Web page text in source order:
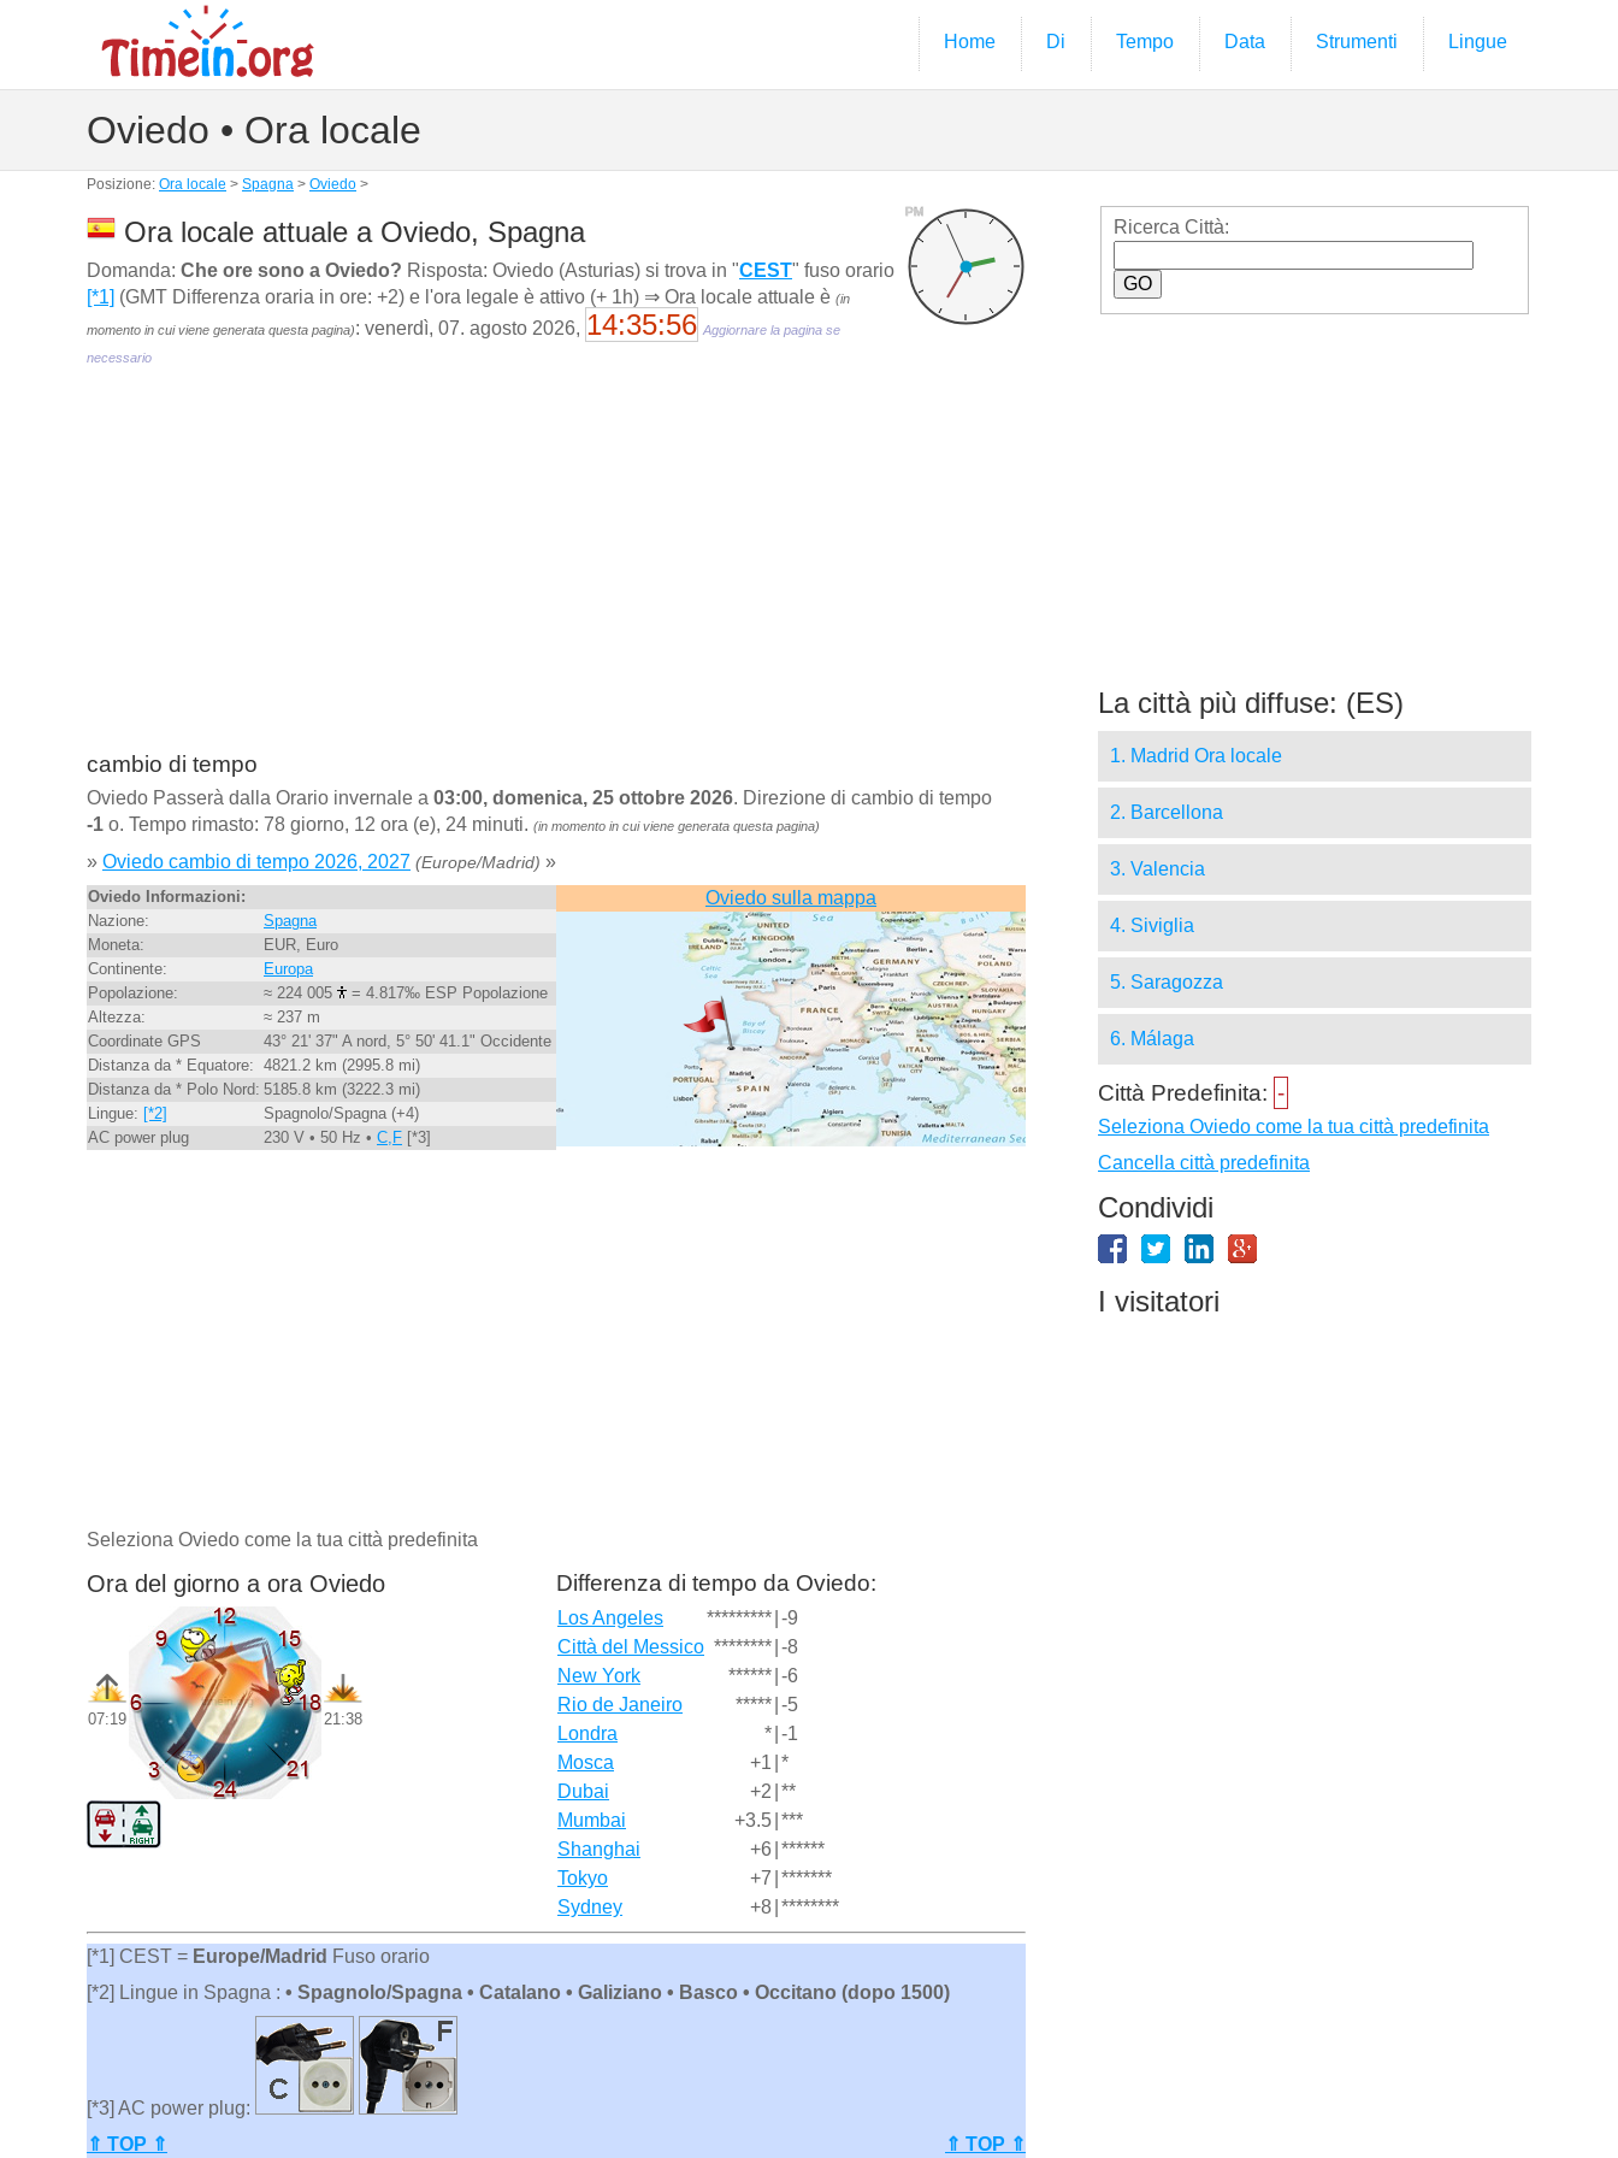
Home Di Tempo Data Strumenti Lingue
Oviedo • Ora locale
Posizione: Ora locale > Spagna > Oviedo >
PM
Ora locale attuale a Oviedo, Spagna
Domanda: Che ore sono a Oviedo? Risposta: Oviedo (Asturias) si trova in "CEST" fuso orario
[*1] (GMT Differenza oraria in ore: +2) e l'ora legale è attivo (+ 1h) ⇒ Ora locale attuale è (in
momento in cui viene generata questa pagina): venerdì, 07. agosto 2026, 14:35:57 Aggiornare la pagina se
necessario
cambio di tempo
Oviedo Passerà dalla Orario invernale a 03:00, domenica, 25 ottobre 2026. Direzione di cambio di tempo
-1 o. Tempo rimasto: 78 giorno, 12 ora (e), 24 minuti. (in momento in cui viene generata questa pagina)
» Oviedo cambio di tempo 2026, 2027 (Europe/Madrid) »
Oviedo Informazioni:
Nazione:
Spagna
Moneta:
EUR, Euro
Continente:
Europa
Popolazione:
≈ 224 005
= 4.817‰ ESP Popolazione
Altezza:
≈ 237 m
Coordinate GPS
43° 21' 37" A nord, 5° 50' 41.1" Occidente
Distanza da * Equatore: 4821.2 km (2995.8 mi)
Distanza da * Polo Nord: 5185.8 km (3222.3 mi)
Lingue: [*2]
Spagnolo/Spagna (+4)
AC power plug
230 V • 50 Hz • C,F [*3]
Oviedo sulla mappa
Seleziona Oviedo come la tua città predefinita
Ora del giorno a ora Oviedo
07:19 21:38
Differenza di tempo da Oviedo:
Los Angeles ********* -9
Città del Messico ******** -8
New York
****** -6
Rio de Janeiro
***** -5
Londra
* -1
Mosca
+1 *
Dubai
+2 **
Mumbai
+3.5 ***
Shanghai
+6 ******
Tokyo
+7 *******
Sydney
+8 ********
[*1] CEST = Europe/Madrid Fuso orario
[*2] Lingue in Spagna : • Spagnolo/Spagna • Catalano • Galiziano • Basco • Occitano (dopo 1500)
[*3] AC power plug:
⇑ TOP ⇑
⇑ TOP ⇑
Ricerca Città:
La città più diffuse: (ES)
1. Madrid Ora locale
2. Barcellona
3. Valencia
4. Siviglia
5. Saragozza
6. Málaga
Città Predefinita: -
Seleziona Oviedo come la tua città predefinita
Cancella città predefinita
Condividi
I visitatori